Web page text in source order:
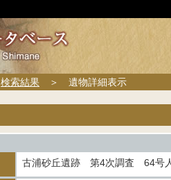
検索結果 ＞ 遺物詳細表示
古浦砂丘遺跡 第4次調査 64号